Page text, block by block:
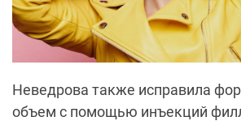
Неведрова также исправила
объем с помощью инъекций